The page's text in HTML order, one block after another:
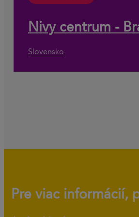
Nivy centrum -
Slovensko
Pre viac informácií,